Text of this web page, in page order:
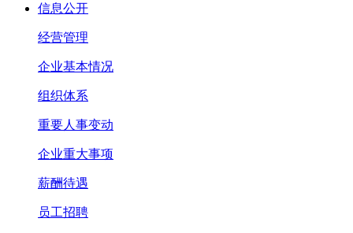
信息公开
经营管理
企业基本情况
组织体系
重要人事变动
企业重大事项
薪酬待遇
员工招聘